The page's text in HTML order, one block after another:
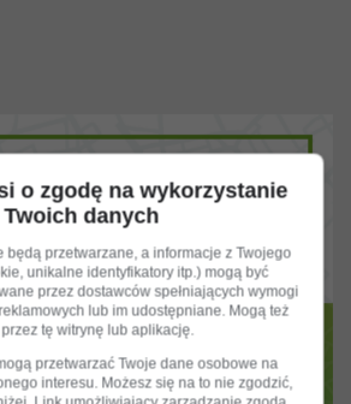
o zgodę na wykorzystanie
Twoich danych
będą przetwarzane, a informacje z Twojego
unikalne identyfikatory itp.) mogą być
przez dostawców spełniających wymogi
lub im udostępniane. Mogą też
tę witrynę lub aplikację.
przetwarzać Twoje dane osobowe na
interesu. Możesz się na to nie zgodzić,